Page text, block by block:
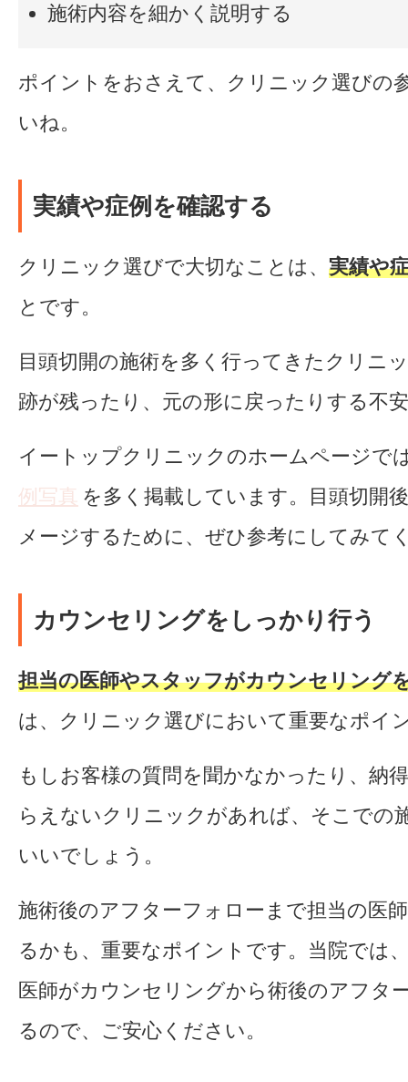
施術内容を細かく説明する
ポイントをおさえて、クリニック選びの
いね。
実績や症例を確認する
クリニック選びで大切なことは、 実績や
とです。
目頭切開の施術を多く行ってきたクリニ
跡が残ったり、元の形に戻ったりする不
イートップクリニックのホームページで
例写真 を多く掲載しています。目頭切開
メージするために、ぜひ参考にしてみて
カウンセリングをしっかり行う
担当の医師やスタッフがカウンセリング
は、クリニック選びにおいて重要なポイ
もしお客様の質問を聞かなかったり、納
らえないクリニックがあれば、そこでの
いいでしょう。
施術後のアフターフォローまで担当の医
るかも、重要なポイントです。当院では
医師がカウンセリングから術後のアフタ
るので、ご安心ください。